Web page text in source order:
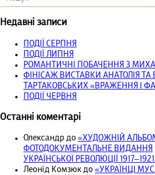
Недавні записи
ПОДІЇ СЕРПНЯ
ПОДІЇ ЛИПНЯ
РОМАНТИЧНІ ПОБАЧЕННЯ З
ФІНІСАЖ ВИСТАВКИ АНАТОЛІЯ
ТАРТАКОВСЬКИХ «ВРАЖЕННЯ І
ПОДІЇ ЧЕРВНЯ
Останні коментарі
Олександр до «ХУДОЖНІЙ
ФОТОДОКУМЕНТАЛЬНЕ ВИДАННЯ
УКРАЇНСЬКОЇ РЕВОЛЮЦІЇ
Леонід Комзюк до «УКРАЇНЦІ